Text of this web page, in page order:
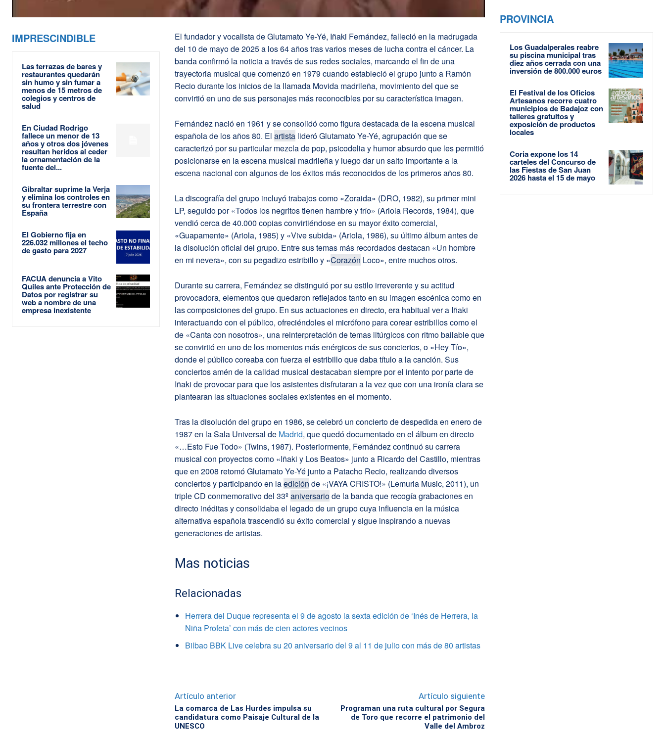
IMPRESCINDIBLE
Las terrazas de bares y
restaurantes quedarán
sin humo y sin fumar a
menos de 15 metros de
colegios y centros de
salud
En Ciudad Rodrigo
fallece un menor de 13
años y otros dos jóvenes
resultan heridos al ceder
la ornamentación de la
fuente del...
Gibraltar suprime la Verja
y elimina los controles en
su frontera terrestre con
España
El Gobierno fija en
226.032 millones el techo
de gasto para 2027
FACUA denuncia a Vito
Quiles ante Protección de
Datos por registrar su
web a nombre de una
empresa inexistente
El fundador y vocalista de Glutamato Ye-Yé, Iñaki Fernández, falleció en la madrugada
del 10 de mayo de 2025 a los 64 años tras varios meses de lucha contra el cáncer. La
banda confirmó la noticia a través de sus redes sociales, marcando el fin de una
trayectoria musical que comenzó en 1979 cuando estableció el grupo junto a Ramón
Recio durante los inicios de la llamada Movida madrileña, movimiento del que se
convirtió en uno de sus personajes más reconocibles por su característica imagen.
Fernández nació en 1961 y se consolidó como figura destacada de la escena musical
española de los años 80. El artistalideró Glutamato Ye-Yé, agrupación que se
caracterizó por su particular mezcla de pop, psicodelia y humor absurdo que les permitió
posicionarse en la escena musical madrileña y luego dar un salto importante a la
escena nacional con algunos de los éxitos más reconocidos de los primeros años 80.
La discografía del grupo incluyó trabajos como «Zoraida» (DRO, 1982), su primer mini
LP, seguido por «Todos los negritos tienen hambre y frío» (Ariola Records, 1984), que
vendió cerca de 40.000 copias convirtiéndose en su mayor éxito comercial,
«Guapamente» (Ariola, 1985) y «Vive subida» (Ariola, 1986), su último álbum antes de
la disolución oficial del grupo. Entre sus temas más recordados destacan «Un hombre
en mi nevera», con su pegadizo estribillo y «Corazón Loco», entre muchos otros.
Durante su carrera, Fernández se distinguió por su estilo irreverente y su actitud
provocadora, elementos que quedaron reflejados tanto en su imagen escénica como en
las composiciones del grupo. En sus actuaciones en directo, era habitual ver a Iñaki
interactuando con el público, ofreciéndoles el micrófono para corear estribillos como el
de «Canta con nosotros», una reinterpretación de temas litúrgicos con ritmo bailable que
se convirtió en uno de los momentos más enérgicos de sus conciertos, o «Hey Tío»,
donde el público coreaba con fuerza el estribillo que daba título a la canción. Sus
conciertos amén de la calidad musical destacaban siempre por el intento por parte de
Iñaki de provocar para que los asistentes disfrutaran a la vez que con una ironía clara se
plantearan las situaciones sociales existentes en el momento.
Tras la disolución del grupo en 1986, se celebró un concierto de despedida en enero de
1987 en la Sala Universal de Madrid, que quedó documentado en el álbum en directo
«…Esto Fue Todo» (Twins, 1987). Posteriormente, Fernández continuó su carrera
musical con proyectos como «Iñaki y Los Beatos» junto a Ricardo del Castillo, mientras
que en 2008 retomó Glutamato Ye-Yé junto a Patacho Recio, realizando diversos
conciertos y participando en laedición de «¡VAYA CRISTO!» (Lemuria Music, 2011), un
triple CD conmemorativo del 33ºaniversariode la banda que recogía grabaciones en
directo inéditas y consolidaba el legado de un grupo cuya influencia en la música
alternativa española trascendió su éxito comercial y sigue inspirando a nuevas
generaciones de artistas.
Mas noticias
Relacionadas
Herrera del Duque representa el 9 de agosto la sexta edición de ‘Inés de Herrera, la
Niña Profeta’ con más de cien actores vecinos
Bilbao BBK Live celebra su 20 aniversario del 9 al 11 de julio con más de 80 artistas
Artículo anterior
La comarca de Las Hurdes impulsa su
candidatura como Paisaje Cultural de la
UNESCO
Artículo siguiente
Programan una ruta cultural por Segura
de Toro que recorre el patrimonio del
Valle del Ambroz
PROVINCIA
Los Guadalperales reabre
su piscina municipal tras
diez años cerrada con una
inversión de 800.000 euros
El Festival de los Oficios
Artesanos recorre cuatro
municipios de Badajoz con
talleres gratuitos y
exposición de productos
locales
Coria expone los 14
carteles del Concurso de
las Fiestas de San Juan
2026 hasta el 15 de mayo